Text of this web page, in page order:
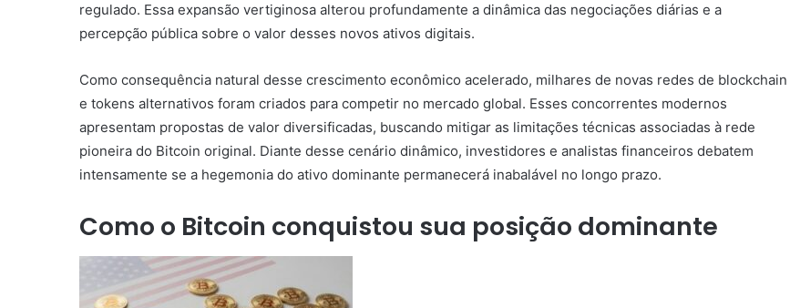
regulado. Essa expansão vertiginosa alterou profundamente a dinâmica das negociações diárias e a
percepção pública sobre o valor desses novos ativos digitais.
Como consequência natural desse crescimento econômico acelerado, milhares de novas redes de blockchain
e tokens alternativos foram criados para competir no mercado global. Esses concorrentes modernos
apresentam propostas de valor diversificadas, buscando mitigar as limitações técnicas associadas à rede
pioneira do Bitcoin original. Diante desse cenário dinâmico, investidores e analistas financeiros debatem
intensamente se a hegemonia do ativo dominante permanecerá inabalável no longo prazo.
Como o Bitcoin conquistou sua posição dominante